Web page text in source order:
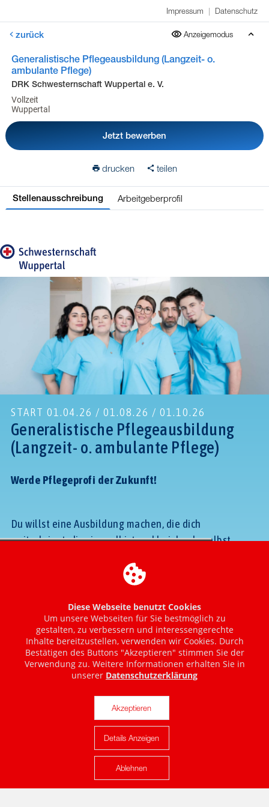
Impressum | Datenschutz
zurück Anzeigemodus
Generalistische Pflegeausbildung (Langzeit- o.
ambulante Pflege)
DRK Schwesternschaft Wuppertal e. V.
Vollzeit
Wuppertal
Jetzt bewerben
drucken teilen
Stellenausschreibung Arbeitgeberprofil
Karte anzeigen
Diese Webseite benutzt Cookies
Um unsere Webseiten für Sie bestmöglich zu
gestalten, zu verbessern und interessengerechte
Inhalte bereitzustellen, verwenden wir Cookies. Durch
Bestätigen des Buttons "Akzeptieren" stimmen Sie der
Verwendung zu. Weitere Informationen erhalten Sie in
unserer Datenschutzerklärung
Akzeptieren
Details Anzeigen
Ablehnen